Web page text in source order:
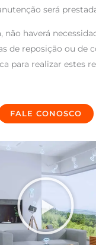
será
não haverá
de reposição ou de
para realizar estes
FALE CONOSCO